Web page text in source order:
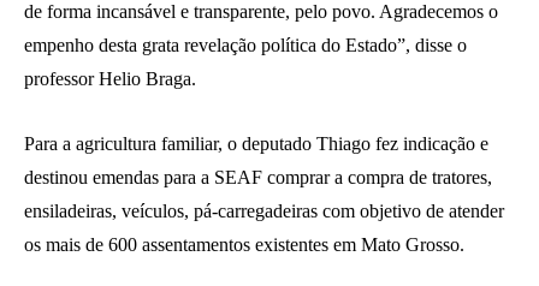
de forma incansável e transparente, pelo povo. Agradecemos o
empenho desta grata revelação política do Estado”, disse o
professor Helio Braga.
Para a agricultura familiar, o deputado Thiago fez indicação e
destinou emendas para a SEAF comprar a compra de tratores,
ensiladeiras, veículos, pá-carregadeiras com objetivo de atender
os mais de 600 assentamentos existentes em Mato Grosso.